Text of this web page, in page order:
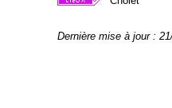
Dernière mise à jour :